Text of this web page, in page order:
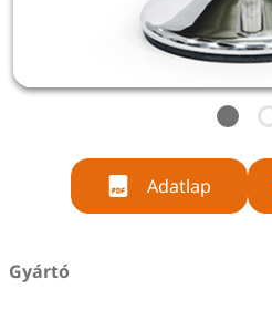
Adatlap
Gyártó